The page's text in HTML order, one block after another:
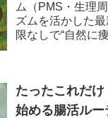
ム（PMS・生理
ズムを活かした
限なしで“自然に
たったこれだ
始める腸活ルー